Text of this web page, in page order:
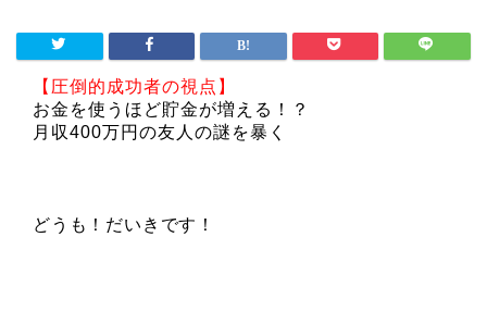
【圧倒的成功者の視点】
お金を使うほど貯金が増える！？
月収400万円の友人の謎を暴く
どうも！だいきです！